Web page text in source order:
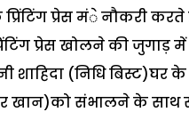
प्रेस मंे नौकरी
प्रेस खोलने की जुगाड़
शाहिदा (निधि बिस्ट)घर
खान)को संभालने के साथ